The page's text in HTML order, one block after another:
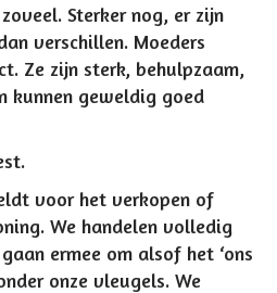
Sterker nog, er zijn
verschillen. Moeders
Ze zijn sterk, behulpzaam,
kunnen geweldig goed
voor het verkopen of
We handelen volledig
ermee om alsof het ‘ons
onze vleugels. We